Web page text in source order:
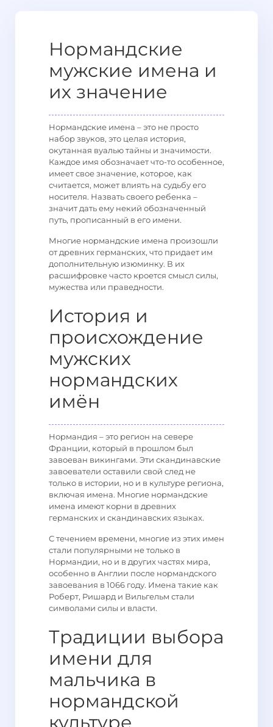
Нормандские
мужские имена и
их значение
Нормандские имена – это не просто
набор звуков, это целая история,
окутанная вуалью тайны и значимости.
Каждое имя обозначает что-то особенное,
имеет свое значение, которое, как
считается, может влиять на судьбу его
носителя. Назвать своего ребенка –
значит дать ему некий обозначенный
путь, прописанный в его имени.
Многие нормандские имена произошли
от древних германских, что придает им
дополнительную изюминку. В их
расшифровке часто кроется смысл силы,
мужества или праведности.
История и
происхождение
мужских
нормандских
имён
Нормандия – это регион на севере
Франции, который в прошлом был
завоеван викингами. Эти скандинавские
завоеватели оставили свой след не
только в истории, но и в культуре региона,
включая имена. Многие нормандские
имена имеют корни в древних
германских и скандинавских языках.
С течением времени, многие из этих имен
стали популярными не только в
Нормандии, но и в других частях мира,
особенно в Англии после нормандского
завоевания в 1066 году. Имена такие как
Роберт, Ришард и Вильгельм стали
символами силы и власти.
Традиции выбора
имени для
мальчика в
нормандской
культуре